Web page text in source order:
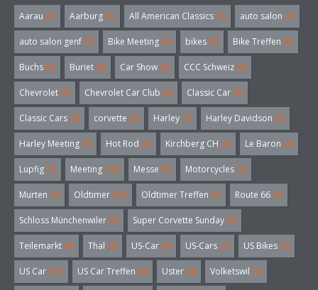
Aarau (3) Aarburg (3) All American Classics (3) auto salon (3)
auto salon genf (3) Bike Meeting (4) bikes (5) Bike Treffen (5)
Buchs (4) Buriet (3) Car Show (3) CCC Schweiz (3)
Chevrolet (3) Chevrolet Car Club (3) Classic Car (3)
Classic Cars (3) corvette (6) Harley (7) Harley Davidson (3)
Harley Meeting (5) Hot Rod (4) Kirchberg CH (4) Le Baron (4)
Lupfig (3) Meeting (18) Messe (5) Motorcycles (4)
Murten (3) Oldtimer (32) Oldtimer Treffen (5) Route 66 (3)
Schloss Münchenwiler (3) Super Corvette Sunday (5)
Teilemarkt (4) Thal (3) US-Car (6) US-Cars (7) US Bikes (5)
US Car (57) US Car Treffen (6) Uster (4) Volketswil (3)